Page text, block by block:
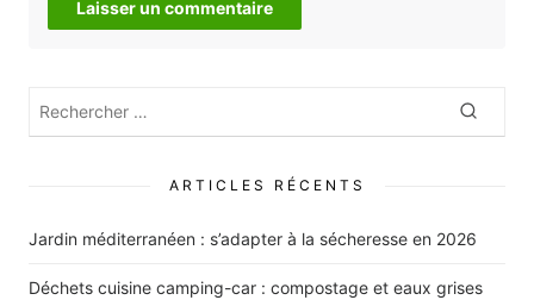
Rechercher
ARTICLES RÉCENTS
Jardin méditerranéen : s’adapter à la sécheresse en 2026
Déchets cuisine camping-car : compostage et eaux grises